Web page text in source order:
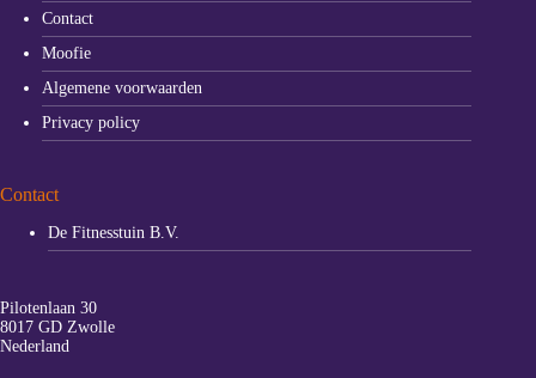
Contact
Moofie
Algemene voorwaarden
Privacy policy
Contact
De Fitnesstuin B.V.
Pilotenlaan 30
8017 GD Zwolle
Nederland